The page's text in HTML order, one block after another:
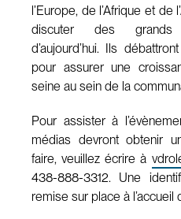
l’Europe, de l’Afrique et de
discuter des grands
d’aujourd’hui. Ils
pour assurer une
seine au sein de la
Pour assister à
médias devront obtenir
faire, veuillez écrire à
438-888-3312. Une
remise sur place à l’accueil